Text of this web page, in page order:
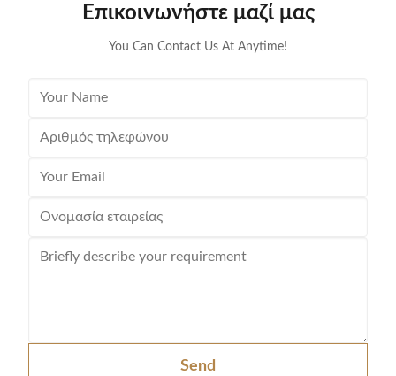
your Deep Cycle application. ATTENTION: We can
Επικοινωνήστε μαζί μας
You Can Contact Us At Anytime!
Send